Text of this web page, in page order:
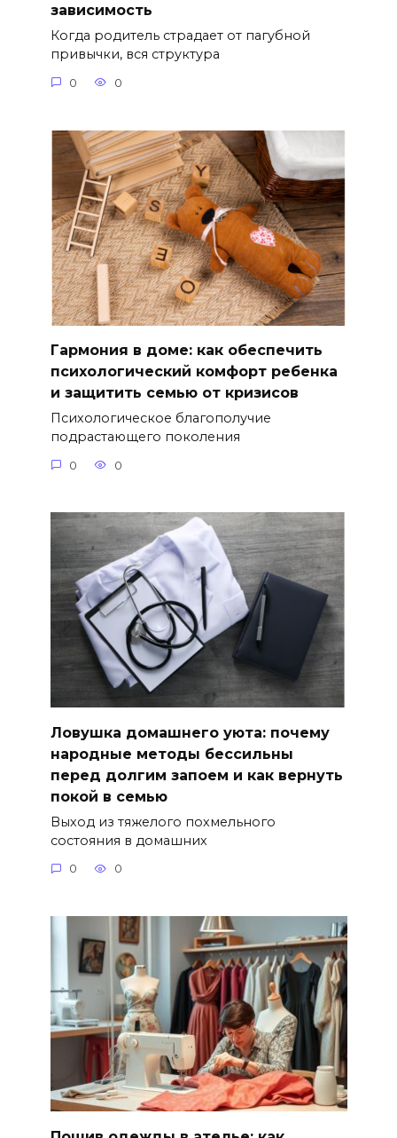
зависимость
Когда родитель страдает от пагубной
привычки, вся структура
0 0
Гармония в доме: как обеспечить
психологический комфорт ребенка
и защитить семью от кризисов
Психологическое благополучие
подрастающего поколения
0 0
Ловушка домашнего уюта: почему
народные методы бессильны
перед долгим запоем и как вернуть
покой в семью
Выход из тяжелого похмельного
состояния в домашних
0 0